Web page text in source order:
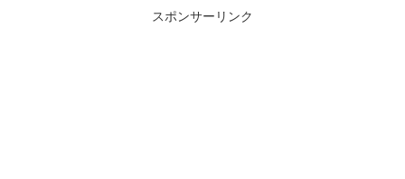
スポンサーリンク